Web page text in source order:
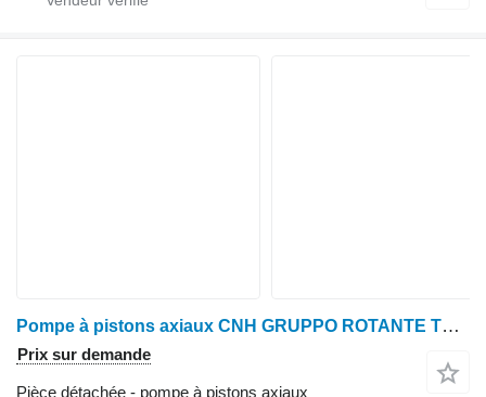
Pompe à pistons axiaux CNH GRUPPO ROTANTE TRASMISSIONE IDROSTATICA COD. pour tracteur à roues BOOMER
Prix sur demande
Pièce détachée - pompe à pistons axiaux